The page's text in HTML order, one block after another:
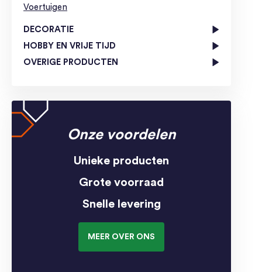
Voertuigen
DECORATIE
HOBBY EN VRIJE TIJD
OVERIGE PRODUCTEN
Onze voordelen
Unieke producten
Grote voorraad
Snelle levering
MEER OVER ONS